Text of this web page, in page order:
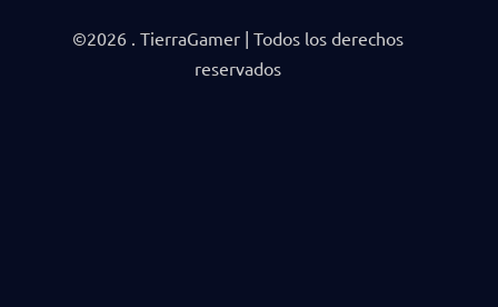
©2026 . TierraGamer | Todos los derechos
reservados